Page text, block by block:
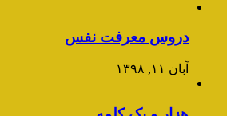
دروس معرفت نفس
آبان ۱۱, ۱۳۹۸